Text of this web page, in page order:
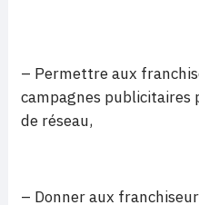
– Permettre aux
campagnes
de réseau,
– Donner aux